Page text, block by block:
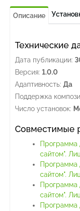
Описание
Технические
Дата публикации:
Версия: 1.0.0
Адаптивность: Да
Поддержка
Число установок:
Совместимые
Программа
сайтом".
Программа
сайтом".
Программа
сайтом".
Программа